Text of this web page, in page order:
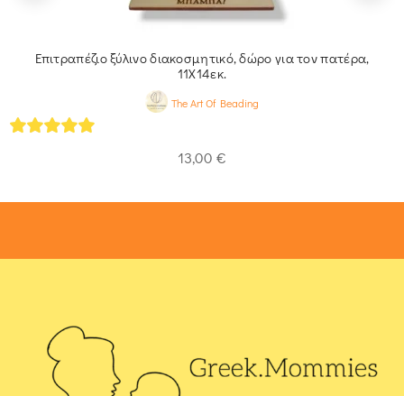
Επιτραπέζιο ξύλινο διακοσμητικό, δώρο για τον πατέρα,
11Χ14εκ.
The Art Of Beading
13,00 €